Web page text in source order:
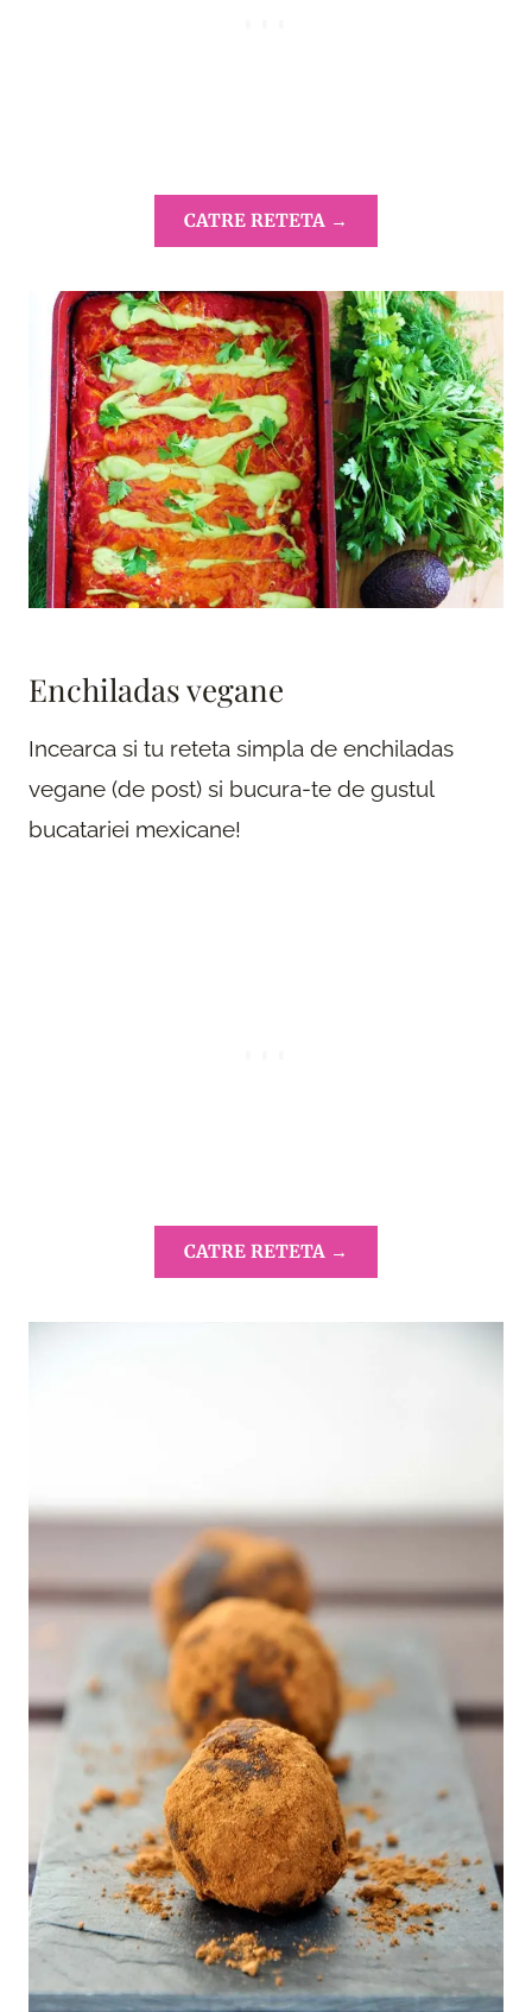
CATRE RETETA →
Enchiladas vegane
Incearca si tu reteta simpla de enchiladas
vegane (de post) si bucura-te de gustul
bucatariei mexicane!
CATRE RETETA →